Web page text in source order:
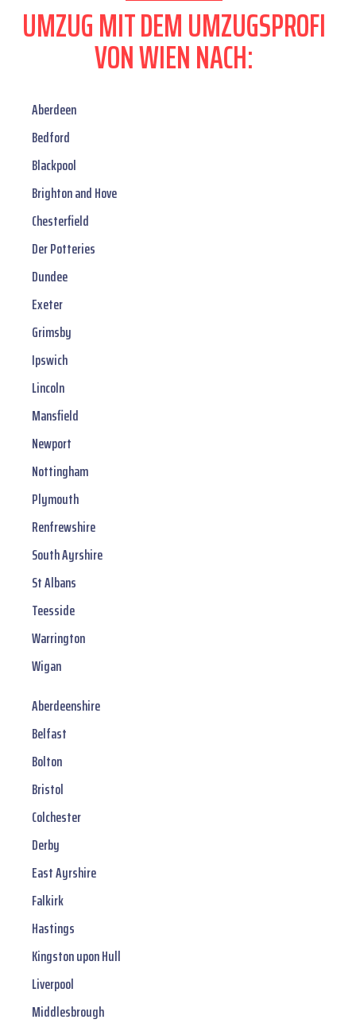
UMZUG MIT DEM UMZUGSPROFI
VON WIEN NACH:
Aberdeen
Bedford
Blackpool
Brighton and Hove
Chesterfield
Der Potteries
Dundee
Exeter
Grimsby
Ipswich
Lincoln
Mansfield
Newport
Nottingham
Plymouth
Renfrewshire
South Ayrshire
St Albans
Teesside
Warrington
Wigan
Aberdeenshire
Belfast
Bolton
Bristol
Colchester
Derby
East Ayrshire
Falkirk
Hastings
Kingston upon Hull
Liverpool
Middlesbrough